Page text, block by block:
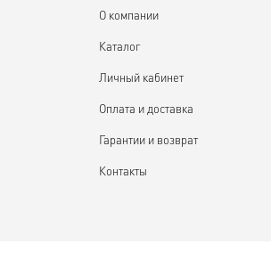
О компании
Каталог
Личный кабинет
Оплата и доставка
Гарантии и возврат
Контакты